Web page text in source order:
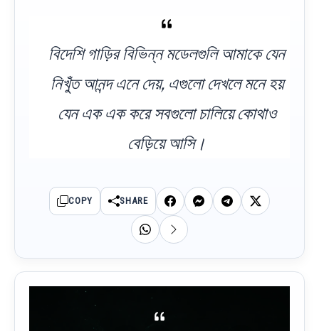
বিদেশি গাড়ির বিভিন্ন মডেলগুলি আমাকে যেন
নিখুঁত আনন্দ এনে দেয়, এগুলো দেখলে মনে হয়
যেন এক এক করে সবগুলো চালিয়ে কোথাও
বেড়িয়ে আসি।
COPY SHARE